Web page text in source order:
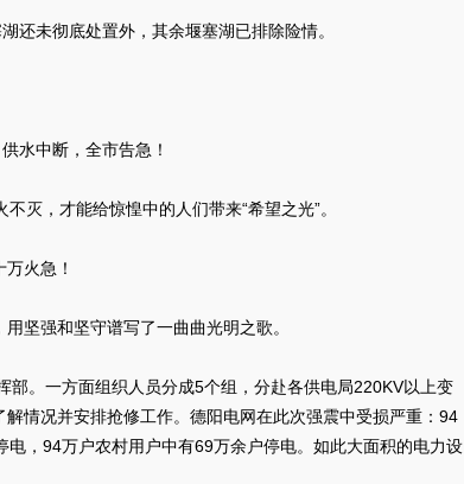
未彻底处置外，其余堰塞湖已排除险情。
水中断，全市告急！
，才能给惊惶中的人们带来“希望之光”。
火急！
强和坚守谱写了一曲曲光明之歌。
。一方面组织人员分成5个组，分赴各供电局220KV以上变
情况并安排抢修工作。德阳电网在此次强震中受损严重：94
，94万户农村用户中有69万余户停电。如此大面积的电力设